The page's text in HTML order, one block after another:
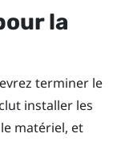
la
terminer le
installer les
matériel, et